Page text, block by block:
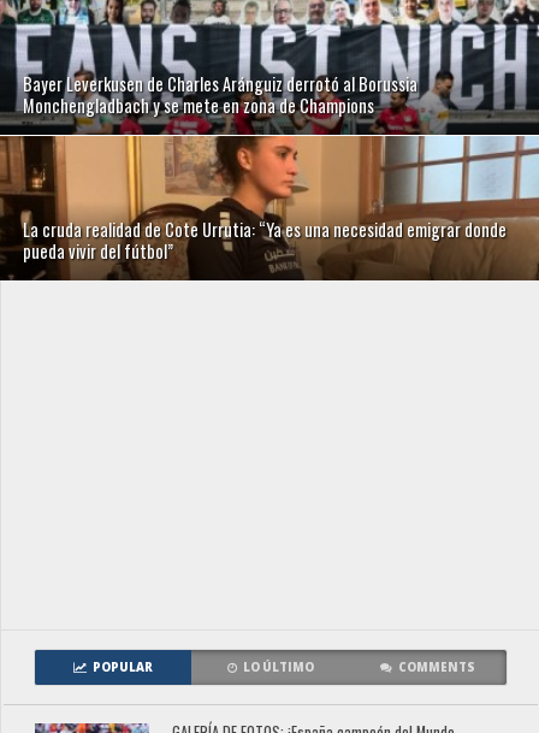
Bayer Leverkusen de Charles Aránguiz derrotó al Borussia
Monchengladbach y se mete en zona de Champions
La cruda realidad de Cote Urrutia: “Ya es una necesidad emigrar donde
pueda vivir del fútbol”
POPULAR LO ÚLTIMO COMMENTS